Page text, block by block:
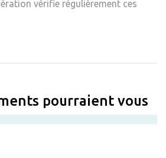
vérifie régulièrement ces
pourraient vous